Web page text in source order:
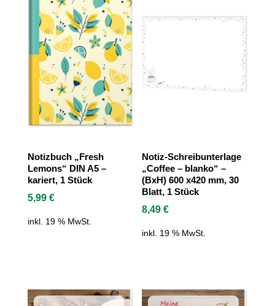
Notizbuch „Fresh
Lemons“ DIN A5 –
kariert, 1 Stück
5,99 €
inkl. 19 % MwSt.
Notiz-Schreibunterlage
„Coffee – blanko“ –
(BxH) 600 x420 mm, 30
Blatt, 1 Stück
8,49€
inkl. 19 % MwSt.